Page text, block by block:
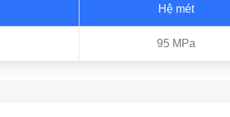
Hệ mét
95 MPa